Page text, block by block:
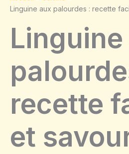
Linguine aux palourdes : recette
recette
et